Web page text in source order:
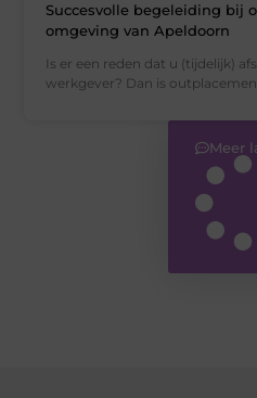
Succesvolle begeleiding bij
omgeving van Apeldoorn
Is er een reden dat u (tijdelijk)
werkgever? Dan is
Meer